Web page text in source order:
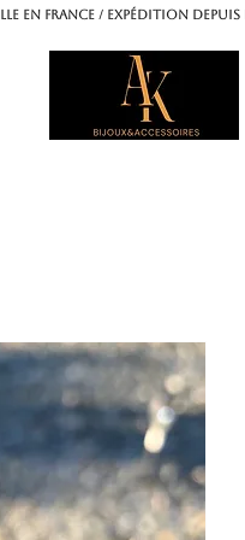
EN FRANCE / Expédition